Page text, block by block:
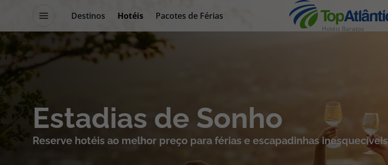
Destinos Hotéis
Pacotes de Férias
Promoções
Blog TopViagens Hotéis Baratos
Destinos
Voos Cruzeiros
Estadias de Sonho
Reserve hotéis ao melhor preço para férias e escapadinhas inesquecíveis